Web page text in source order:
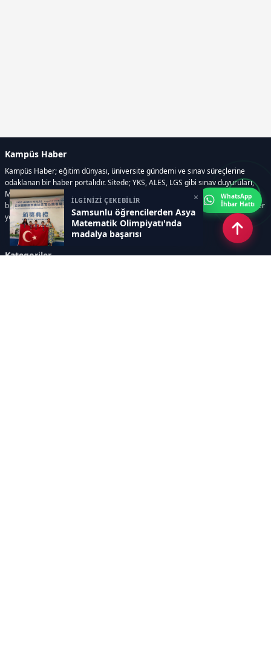
İLGİNİZİ ÇEKEBİLİR
Samsunlu öğrencilerden Asya
Matematik Olimpiyatı'nda
madalya başarısı
×
Kampüs Haber
Kampüs Haber; eğitim dünyası, üniversite gündemi ve sınav süreçlerine
odaklanan bir haber portalıdır. Sitede; YKS, ALES, LGS gibi sınav duyuruları,
Milli Eğitim Bakanlığı gelişmeleri, üniversite haberleri, rehberlik içerikleri,
bilim ve teknoloji alanındaki yenilikler ile öğrenci yaşamına dair güncel bilgiler
yer alır.
Kategoriler
WhatsApp
İhbar Hattı